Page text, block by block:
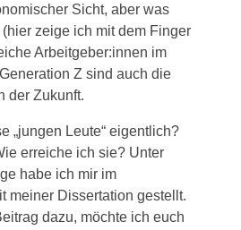
Sicht, aber was
zeige ich mit dem Finger
Arbeitgeber:innen im
Z sind auch die
der Zukunft.
„jungen Leute“ eigentlich?
erreiche ich sie? Unter
habe ich mir im
meiner Dissertation gestellt.
dazu, möchte ich euch